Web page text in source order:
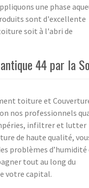
une phase
sont d'excellente
soit à l'abri de
44 par la
toiture et
nos professionnels
infiltrer et lutter
de haute qualité,
problèmes d’humidité
tout au long du
votre capital.